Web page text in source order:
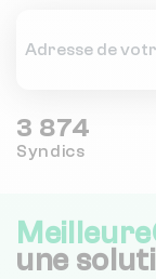
3 874
Syndics
une